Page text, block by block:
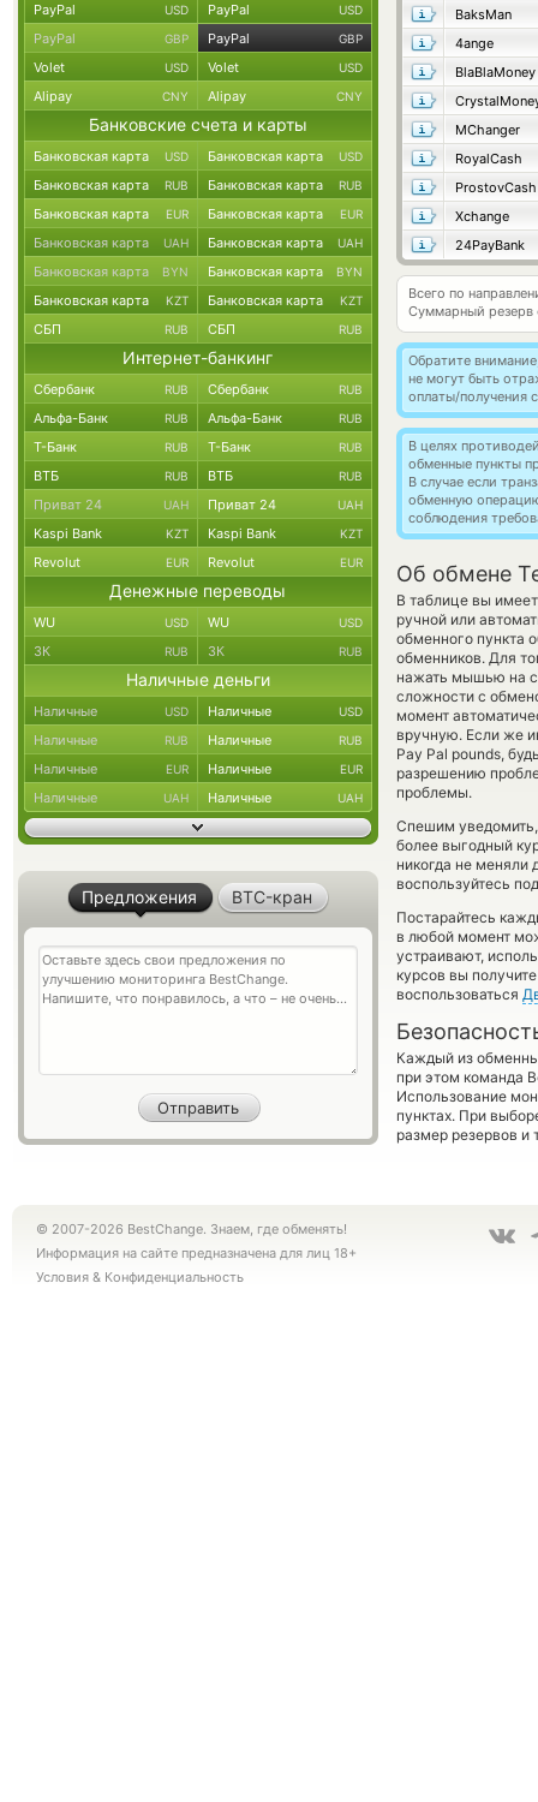
BaksMan
4ange
BlaBlaMoney
MChanger
RoyalCash
ProstovCash
Xchange
24PayBank
Всего по
Суммарный резерв
Обратите
не могут быть
оплаты/получения
В целях
обменные пункты
В случае если
обменную
соблюдения
Об обмене
В таблице вы
ручной или
обменного пункта
обменников. Для
нажать мышью на
сложности с
момент
вручную. Если же
Pay Pal pounds,
разрешению
проблемы.
Спешим
более выгодный
никогда не меняли
воспользуйтесь
Постарайтесь
в любой момент
устраивают,
курсов вы
воспользоваться
Каждый из
при этом команда
Использование
пунктах. При
размер резервов и
PayPal USD PayPal USD
PayPal GBP PayPal GBP
Volet USD Volet USD
Alipay CNY Alipay CNY
Банковские счета и карты
Банковская карта USD Банковская карта USD
Банковская карта RUB Банковская карта RUB
Банковская карта EUR Банковская карта EUR
Банковская карта UAH Банковская карта UAH
Банковская карта BYN Банковская карта BYN
Банковская карта KZT Банковская карта KZT
СБП RUB СБП RUB
Интернет-банкинг
Сбербанк RUB Сбербанк RUB
Альфа-Банк RUB Альфа-Банк RUB
Т-Банк RUB Т-Банк RUB
ВТБ RUB ВТБ RUB
Приват 24 UAH Приват 24 UAH
Kaspi Bank KZT Kaspi Bank KZT
Revolut EUR Revolut EUR
Денежные переводы
WU USD WU USD
ЗК RUB ЗК RUB
Наличные деньги
Наличные USD Наличные USD
Наличные RUB Наличные RUB
Наличные EUR Наличные EUR
Наличные UAH Наличные UAH
Предложения BTC-кран
© 2007-2026 BestChange. Знаем, где обменять!
Информация на сайте предназначена для лиц 18+
Условия & Конфиденциальность